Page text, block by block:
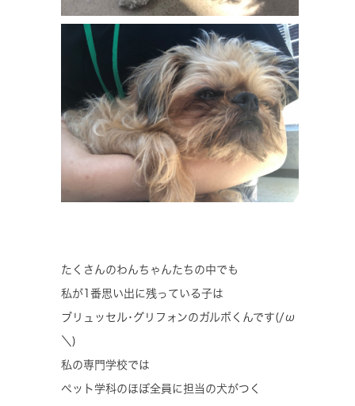
たくさんのわんちゃんたちの中でも
私が1番思い出に残っている子は
ブリュッセル･グリフォンのガルボくんです(/ω
＼)
私の専門学校では
ペット学科のほぼ全員に担当の犬がつく